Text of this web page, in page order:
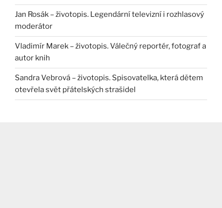
Jan Rosák – životopis. Legendární televizní i rozhlasový
moderátor
Vladimír Marek – životopis. Válečný reportér, fotograf a
autor knih
Sandra Vebrová – životopis. Spisovatelka, která dětem
otevřela svět přátelských strašidel